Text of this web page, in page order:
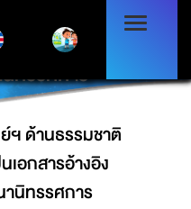
ด้านธรรมชาติ จาก
ารอ้างอิงประกอบการ
ทรรศการ
ฯ ด้านธรรมชาติ
เอกสารอ้างอิง
นิทรรศการ